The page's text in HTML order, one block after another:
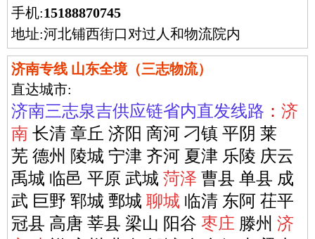
手机:15188870745
地址:河北铺西街口对过人和物流院内
济南专线 山东全境（三志物流）
直达城市:
济南三志泉吉供应链省内直发线路 ： 济
南 长清 章丘 济阳 啇河 刁镇 平阴 莱
芜 德州 陵城 宁津 齐河 夏津 乐陵 庆云
禹城 临邑 平原 武城 菏泽 曹县 单县 成
武 巨野 郓城 鄄城 聊城 临清 东阿 茌平
冠县 高唐 莘县 梁山 阳谷 枣庄 滕州 济